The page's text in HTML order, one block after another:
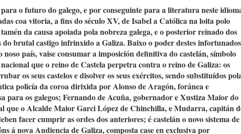
para o futuro do galego, e por conseguinte para a literatura neste
coa vitoria, a fins do século XV, de Isabel a Católica na loita polo
da causa apoiada pola nobreza galega, e o posterior reinado dos
do brutal castigo infrinxido a Galiza. Baixo o poder destes infortunados
país, vaise consumar a imposición definitiva do castelán, símbolo
que o reino de Castela perpetra contra o reino de Galiza: os
os seus castelos e disolver os seus exércitos, sendo substituídos
policía da coroa dirixida por Alonso de Aragón, foránea e
para os galegos; Fernando de Acuña, gobernador e Xustiza Maior do
que o Alcalde Maior Garci López de Chinchilla, e Mudarra, capitán
facer cumprir as ordes dos anteriores; é castelán o novo sistema de
á nova Audiencia de Galiza, composta case en exclusiva por